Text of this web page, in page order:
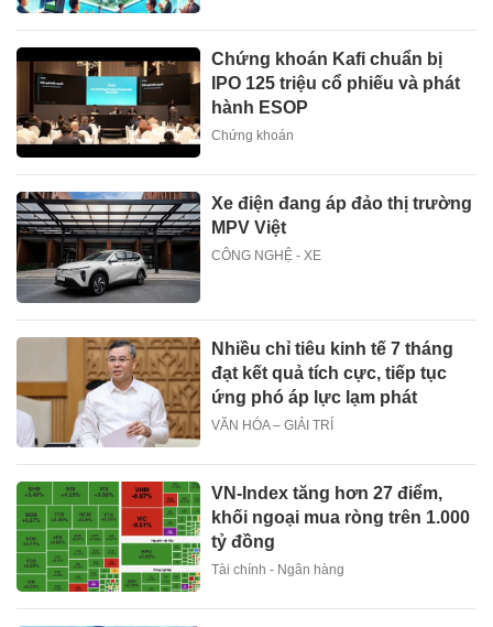
Chứng khoán Kafi chuẩn bị
IPO 125 triệu cổ phiếu và phát
hành ESOP
Chứng khoán
Xe điện đang áp đảo thị trường
MPV Việt
CÔNG NGHỆ - XE
Nhiều chỉ tiêu kinh tế 7 tháng
đạt kết quả tích cực, tiếp tục
ứng phó áp lực lạm phát
VĂN HÓA – GIẢI TRÍ
VN-Index tăng hơn 27 điểm,
khối ngoại mua ròng trên 1.000
tỷ đồng
Tài chính - Ngân hàng